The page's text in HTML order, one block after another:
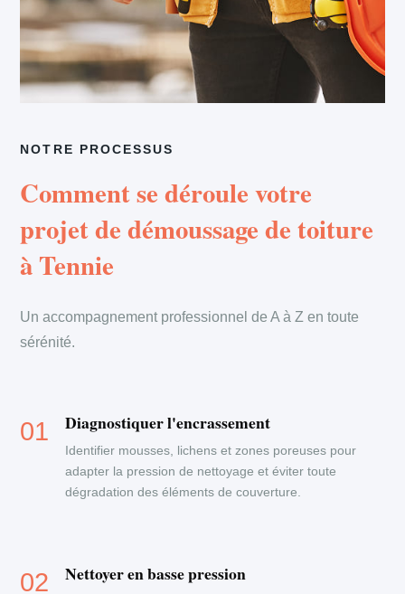
NOTRE PROCESSUS
Comment se déroule votre
projet de démoussage de toiture
à Tennie
Un accompagnement professionnel de A à Z en toute
sérénité.
Diagnostiquer l'encrassement
Identifier mousses, lichens et zones poreuses pour
adapter la pression de nettoyage et éviter toute
dégradation des éléments de couverture.
Nettoyer en basse pression